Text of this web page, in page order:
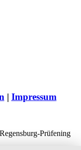
| Impressum
Prüfening